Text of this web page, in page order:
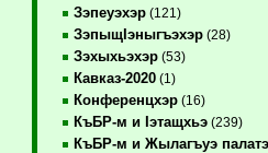
Зэпеуэхэр(121)
ЗэпыщIэныгъэхэр(28)
Зэхыхьэхэр(53)
Кавказ-2020(1)
Конференцхэр(16)
КъБР-м и Iэтащхьэ(239)
КъБР-м и Жылагъуэ